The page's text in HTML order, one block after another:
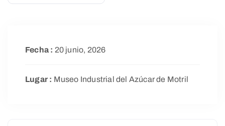
Fecha : 20 junio, 2026
Lugar : Museo Industrial del Azúcar de Motril